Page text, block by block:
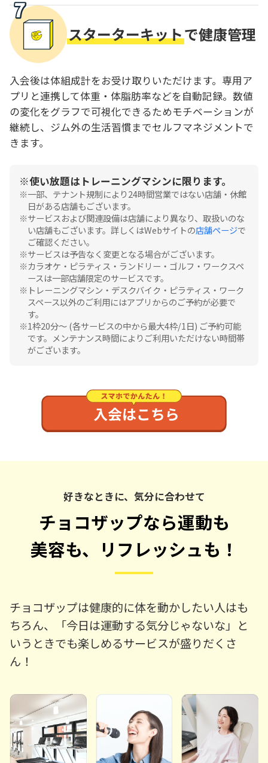
スターターキットで健康管理
入会後は体組成計をお受け取りいただけます。専用ア
プリと連携して体重・体脂肪率などを自動記録。数値
の変化をグラフで可視化できるためモチベーションが
継続し、ジム外の生活習慣までセルフマネジメントで
きます。
使い放題はトレーニングマシンに限ります。
一部、テナント規制により24時間営業ではない店舗・休館
日がある店舗もございます。
サービスおよび関連設備は店舗により異なり、取扱いのな
い店舗もございます。詳しくはWebサイトの店舗ページで
ご確認ください。
サービスは予告なく変更となる場合がございます。
カラオケ・ピラティス・ランドリー・ゴルフ・ワークスペ
ースは一部店舗限定のサービスです。
トレーニングマシン・デスクバイク・ピラティス・ワーク
スペース以外のご利用にはアプリからのご予約が必要で
す。
1枠20分〜 (各サービスの中から最大4枠/1日) ご予約可能
です。メンテナンス時間によりご利用いただけない時間帯
がございます。
好きなときに、気分に合わせて
チョコザップなら運動も
美容も、リフレッシュも！
チョコザップは健康的に体を動かしたい人はも
ちろん、「今日は運動する気分じゃないな」と
いうときでも楽しめるサービスが盛りだくさ
ん！